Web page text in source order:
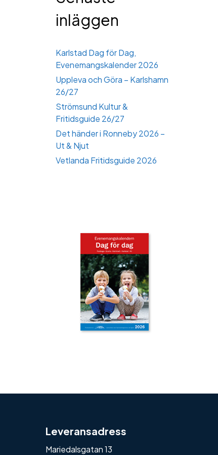
inläggen
Karlstad Dag för Dag,
Evenemangskalender 2026
Uppleva och Göra – Karlshamn
26/27
Strömsund Kultur &
Fritidsguide 26/27
Det händer i Ronneby 2026 –
Ut & Njut
Vetlanda Fritidsguide 2026
Leveransadress
Mariedalsgatan 13